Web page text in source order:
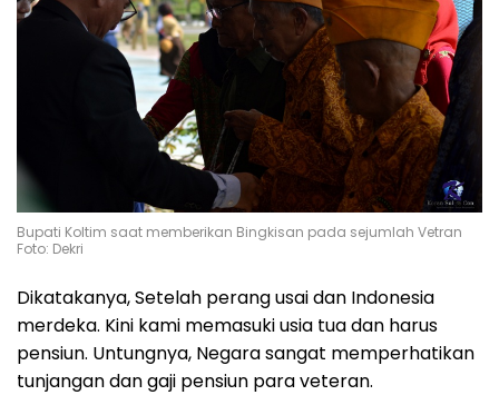
Bupati Koltim saat memberikan Bingkisan pada sejumlah Vetran
Foto: Dekri
Dikatakanya, Setelah perang usai dan Indonesia
merdeka. Kini kami memasuki usia tua dan harus
pensiun. Untungnya, Negara sangat memperhatikan
tunjangan dan gaji pensiun para veteran.